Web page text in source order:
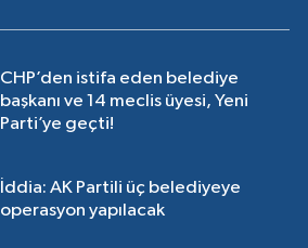
CHP’den istifa eden belediye
başkanı ve 14 meclis üyesi, Yeni
Parti’ye geçti!
İddia: AK Partili üç belediyeye
operasyon yapılacak